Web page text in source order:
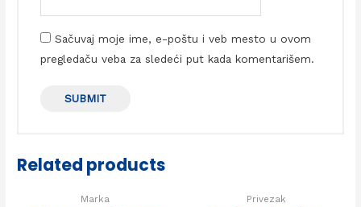
Sačuvaj moje ime, e-poštu i veb mesto u ovom
pregledaču veba za sledeći put kada komentarišem.
Related products
Marka Privezak